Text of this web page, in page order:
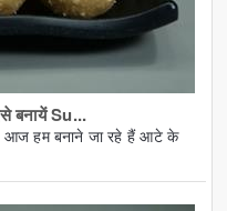
बनायें Su...
आज हम बनाने जा रहे हैं आटे के